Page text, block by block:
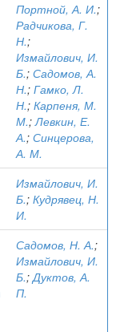
Портной, А. И.;
Радчикова, Г.
Н.;
Измайлович, И.
Б.; Садомов, А.
Н.; Гамко, Л.
Н.; Карпеня, М.
М.;Левкин, Е.
А.; Синцерова,
А. М.
Измайлович, И.
Б.; Кудрявец, Н.
И.
Садомов, Н. А.;
Измайлович, И.
Б.;Дуктов, А.
П.